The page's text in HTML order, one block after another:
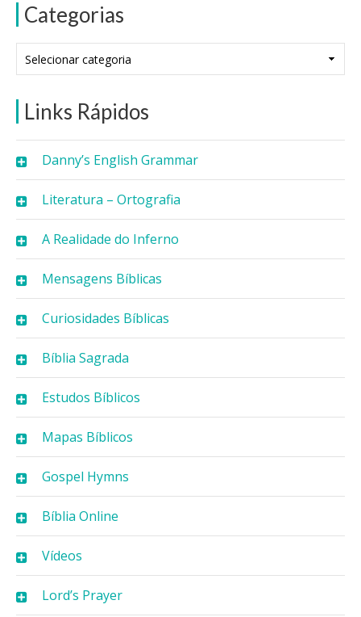
Categorias
Links Rápidos
Danny’s English Grammar
Literatura – Ortografia
A Realidade do Inferno
Mensagens Bíblicas
Curiosidades Bíblicas
Bíblia Sagrada
Estudos Bíblicos
Mapas Bíblicos
Gospel Hymns
Bíblia Online
Vídeos
Lord’s Prayer